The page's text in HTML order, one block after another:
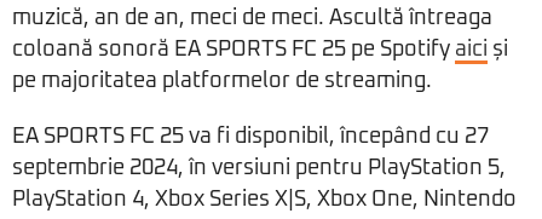
muzică, an de an, meci de meci. Ascultă întreaga
coloană sonoră EA SPORTS FC 25 pe Spotify aici și
pe majoritatea platformelor de streaming.
EA SPORTS FC 25 va fi disponibil, începând cu 27
septembrie 2024, în versiuni pentru PlayStation 5,
PlayStation 4, Xbox Series X|S, Xbox One, Nintendo